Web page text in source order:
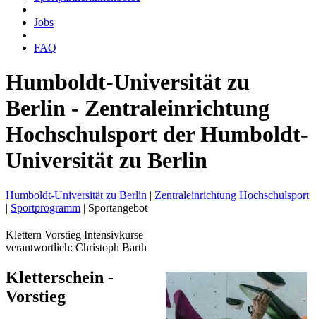
Jobs
FAQ
Humboldt-Universität zu
Berlin - Zentraleinrichtung
Hochschulsport der Humboldt-
Universität zu Berlin
Humboldt-Universität zu Berlin | Zentraleinrichtung Hochschulsport
| Sportprogramm | Sportangebot
Klettern Vorstieg Intensivkurse
verantwortlich: Christoph Barth
Kletterschein -
Vorstieg